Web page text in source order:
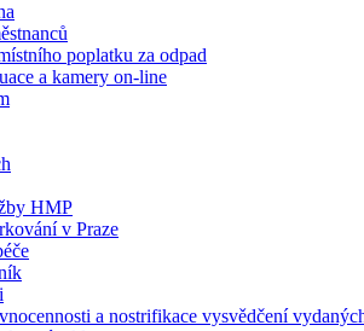
poplatku za odpad
a kamery on-line
HMP
v Praze
a nostrifikace vysvědčení